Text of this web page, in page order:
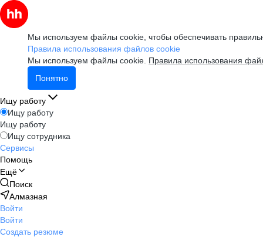
Мы используем файлы cookie, чтобы обеспечивать
Правила использования файлов cookie
Мы используем файлы cookie. Правила использования
Понятно
Ищу работу
Ищу работу
Ищу работу
Ищу сотрудника
Сервисы
Помощь
Ещё
Поиск
Алмазная
Войти
Войти
Создать резюме